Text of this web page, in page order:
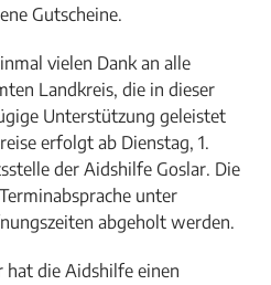
Gutscheine.
vielen Dank an alle
Landkreis, die in dieser
Unterstützung geleistet
erfolgt ab Dienstag, 1.
der Aidshilfe Goslar. Die
unter
abgeholt werden.
hat die Aidshilfe einen